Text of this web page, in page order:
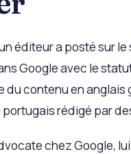
éditeur a posté sur
Google avec le
contenu en anglais
rédigé par
chez Google,